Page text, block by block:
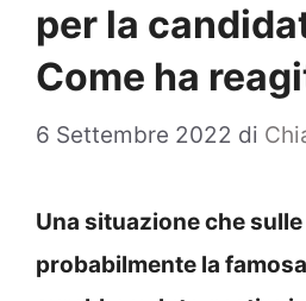
per la
Come ha
6 Settembre 2022 di
Una situazione che
probabilmente la